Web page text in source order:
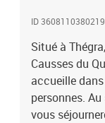
ID 3608110380219
Situé à
Causses du
accueille
personnes.
vous